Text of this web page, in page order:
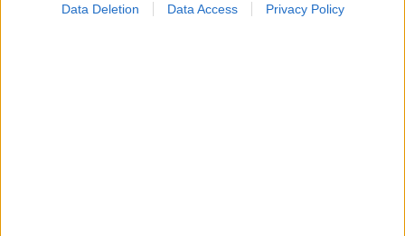
Data Deletion Data Access Privacy Policy